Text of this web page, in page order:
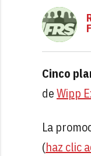
Cinco
deWipp
La
(haz clic